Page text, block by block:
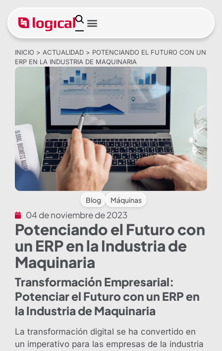
INICIO > ACTUALIDAD > POTENCIANDO EL FUTURO CON UN
ERP EN LA INDUSTRIA DE MAQUINARIA
Blog Máquinas
04 de noviembre de 2023
Potenciando el Futuro con
un ERP en la Industria de
Maquinaria
Transformación Empresarial:
Potenciar el Futuro con un ERP en
la Industria de Maquinaria
La transformación digital se ha convertido en
un imperativo para las empresas de la industria